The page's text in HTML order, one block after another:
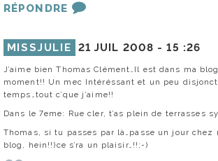
RÉPONDRE
MISSJULIE 21 JUIL 2008 -15 :26
J’aime bien Thomas Clément…Il est dans ma
moment!! Un mec Intéréssant et un peu
temps…tout c’que j’aime!!
Dans le 7eme: Rue cler, t’as plein de terrasses
Thomas, si tu passes par là…passe un jour chez
blog, hein!!)ce s’ra un plaisir…!!;-)